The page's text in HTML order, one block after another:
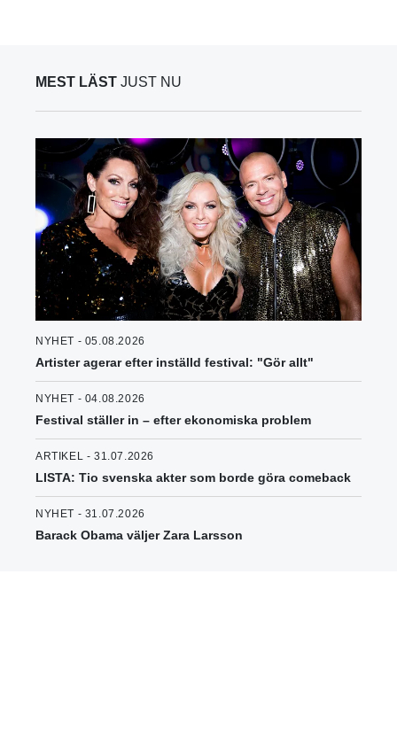
MEST LÄST JUST NU
NYHET - 05.08.2026
Artister agerar efter inställd festival: "Gör allt"
NYHET - 04.08.2026
Festival ställer in – efter ekonomiska problem
ARTIKEL - 31.07.2026
LISTA: Tio svenska akter som borde göra comeback
NYHET - 31.07.2026
Barack Obama väljer Zara Larsson